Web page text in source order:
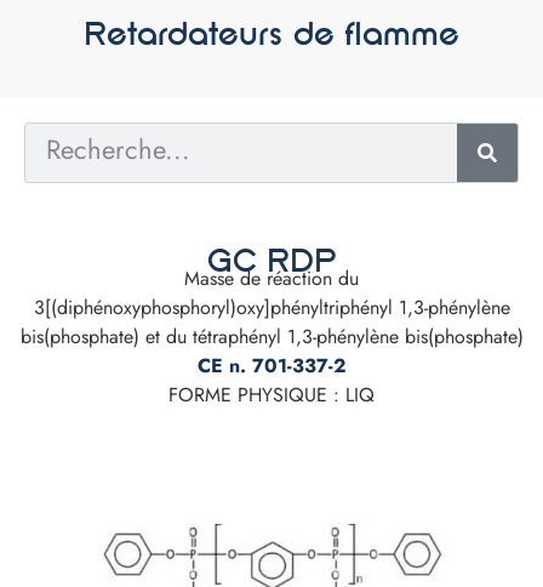
Retardateurs de flamme
GC RDP
Masse de réaction du
3[(diphénoxyphosphoryl)oxy]phényltriphényl 1,3-phénylène
bis(phosphate) et du tétraphényl 1,3-phénylène bis(phosphate)
CE n. 701-337-2
FORME PHYSIQUE : LIQ